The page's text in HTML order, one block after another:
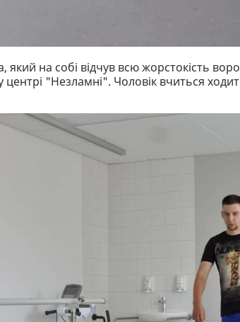
який на собі відчув всю жорстокість
центрі "Незламні". Чоловік вчиться